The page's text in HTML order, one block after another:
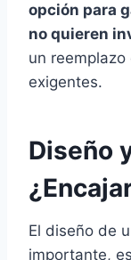
opción para
no quieren
un
exigentes.
Diseño
El diseño de
importante,